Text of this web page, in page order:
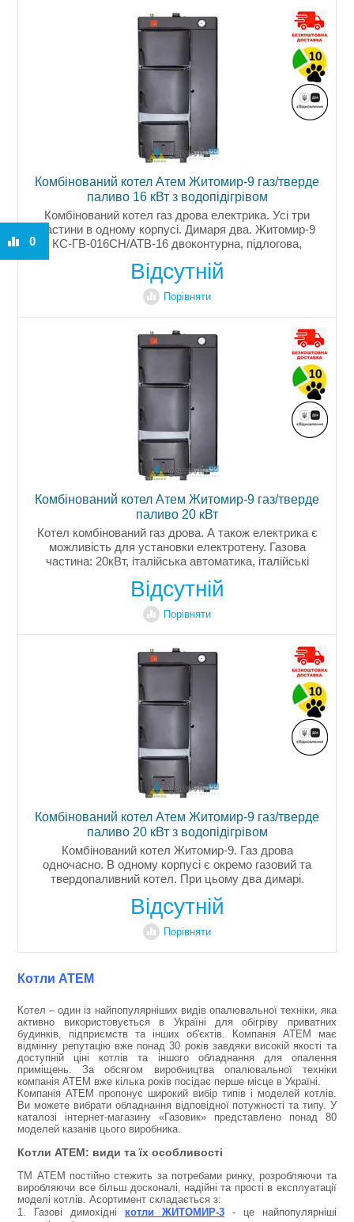
Комбінований котел Атем Житомир-9 газ/тверде
паливо 16 кВт з водопідігрівом
Комбінований котел газ дрова електрика. Усі три
частини в одному корпусі. Димаря два. Житомир-9
КС-ГВ-016СН/АТВ-16 двоконтурна, підлогова,
димохідна модель. Є функція не лише опалення, та й
гарячого водопостачання....
Відсутній
Порівняти
Комбінований котел Aтем Житомир-9 газ/тверде
паливо 20 кВт
Котел комбінований газ дрова. А також електрика є
можливість для установки електротену. Газова
частина: 20кВт, італійська автоматика, італійські
Теплообмінник...
Відсутній
Порівняти
Комбінований котел Атем Житомир-9 газ/тверде
паливо 20 кВт з водопідігрівом
Комбінований котел Житомир-9. Газ дрова
одночасно. В одному корпусі є окремо газовий та
твердопаливний котел. При цьому два димарі.
одне. Котли комбіновані лише...
Відсутній
Порівняти
Котли АТЕМ
Котел – один із найпопулярніших видів опалювальної техніки, яка
активно використовується в Україні для обігріву приватних
будинків, підприємств та інших об'єктів. Компанія АТЕМ має
відмінну репутацію вже понад 30 років завдяки високій якості та
доступній ціні котлів та іншого обладнання для опалення
приміщень. За обсягом виробництва опалювальної техніки
компанія АТЕМ вже кілька років посідає перше місце в Україні.
Компанія АТЕМ пропонує широкий вибір типів і моделей котлів.
Ви можете вибрати обладнання відповідної потужності та типу. У
каталозі інтернет-магазину «Газовик» представлено понад 80
моделей казанів цього виробника.
Котли АТЕМ: види та їх особливості
ТМ АТЕМ постійно стежить за потребами ринку, розробляючи та
виробляючи все більш досконалі, надійні та прості в експлуатації
моделі котлів. Асортимент складається з:
1. Газові димохідні котли ЖИТОМИР-3
- це найпопулярніші
0